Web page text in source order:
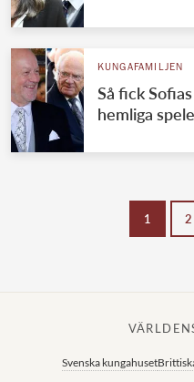
KUNGAFAMILJEN
Så fick
hemliga
1 2
Svenska kungahuset